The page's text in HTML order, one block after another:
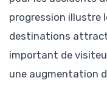
progression illustre
destinations
important de
une augmentation